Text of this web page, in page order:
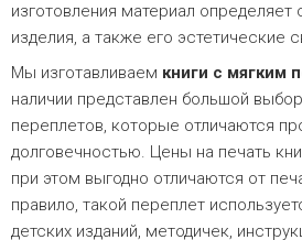
изготовления материал определяет
изделия, а также его эстетические
Мы изготавливаем книги с мягким
наличии представлен большой
переплетов, которые отличаются
долговечностью. Цены на печать
при этом выгодно отличаются от
правило, такой переплет
детских изданий, методичек,